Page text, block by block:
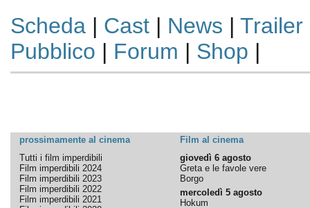
Scheda| Cast| News | Trailer
Pubblico | Forum | Shop |
prossimamente al cinema
Film al cinema
Tutti i film imperdibili
Film imperdibili 2024
Film imperdibili 2023
Film imperdibili 2022
Film imperdibili 2021
giovedì 6 agosto
Greta e le favole vere
Borgo
mercoledì 5 agosto
Hokum